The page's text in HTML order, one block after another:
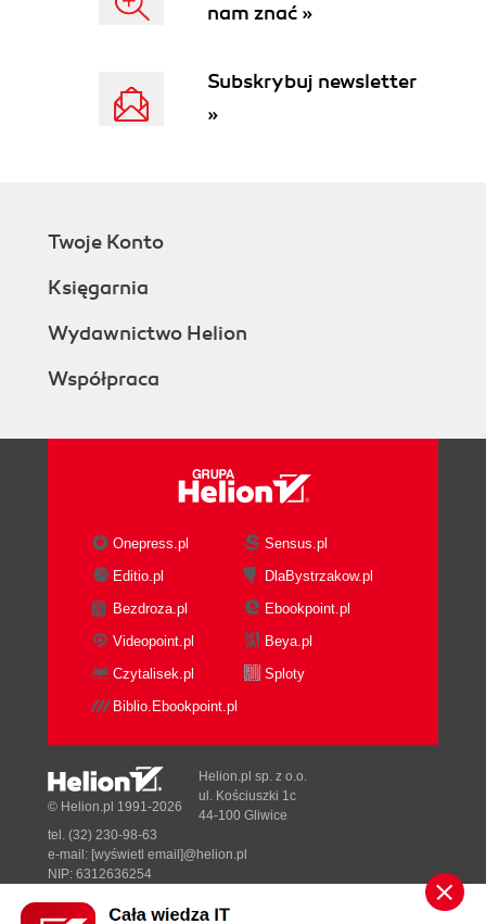
nam znać »
Subskrybuj newsletter
»
Twoje Konto
Księgarnia
Wydawnictwo Helion
Współpraca
Onepress.pl
Sensus.pl
Editio.pl
DlaBystrzakow.pl
Bezdroza.pl
Ebookpoint.pl
Videopoint.pl
Beya.pl
Czytalisek.pl
Sploty
Biblio.Ebookpoint.pl
© Helion.pl 1991-2026
Helion.pl sp. z o.o.
ul. Kościuszki 1c
44-100 Gliwice
tel. (32) 230-98-63
e-mail: [wyświetl email]@helion.pl
NIP: 6312636254